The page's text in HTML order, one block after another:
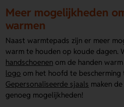
Meer mogelijkheden
warmen
Naast warmtepads zijn er meer
warm te houden op koude dagen.
handschoenen om de handen
logo om het hoofd te bescherming
Gepersonaliseerde sjaals maken
genoeg mogelijkheden!